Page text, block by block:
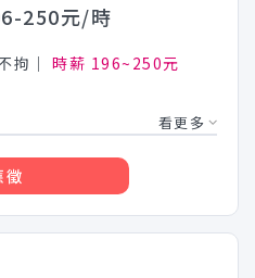
250元/時
拘│ 時薪 196~250元
看更多
徵